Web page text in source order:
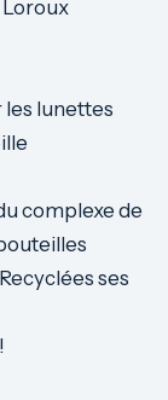
les lunettes
complexe de
ses